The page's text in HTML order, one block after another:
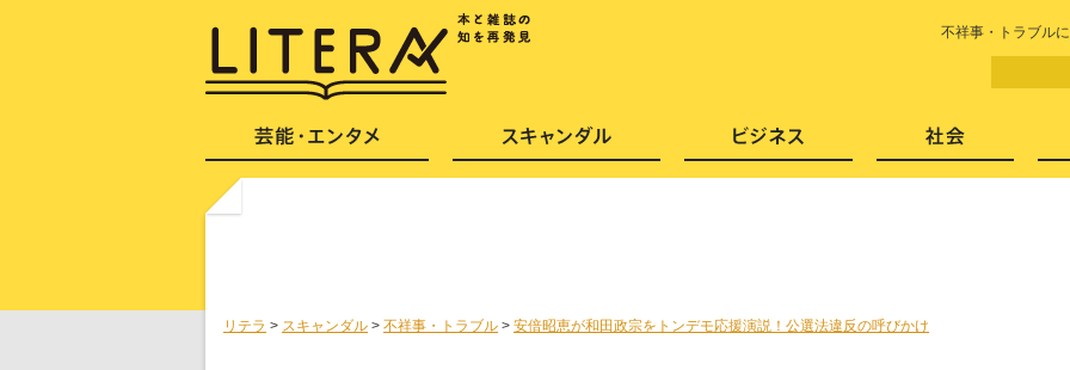
不祥事・トラブル
リテラ > スキャンダル > 不祥事・トラブル > 安倍昭恵が和田政宗をトンデモ応援演説！公選法違反の呼びかけ
芸能・エンタメ スキャンダル